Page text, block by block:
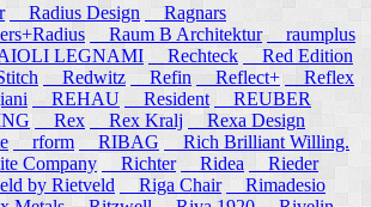
Radius Design
Ragnars
Raum B Architektur raumplus
LEGNAMI
Rechteck
Red Edition
Redwitz Refin Reflect+
Reflex
REHAU Resident
REUBER
Rex Rex Kralj
Rexa Design
rform RIBAG
Rich Brilliant Willing.
Company
Richter Ridea
Rieder
by Rietveld
Riga Chair
Rimadesio